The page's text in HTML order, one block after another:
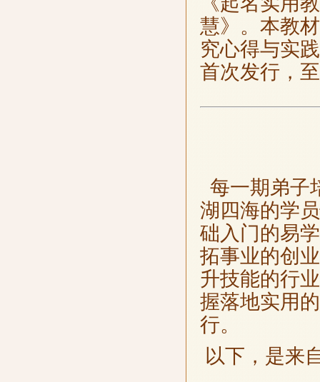
慧》。本教
究心得与实
首次发行，
每一期弟子
湖四海的学
础入门的易
拓事业的创
升技能的行
握落地实用
行。
以下，是来